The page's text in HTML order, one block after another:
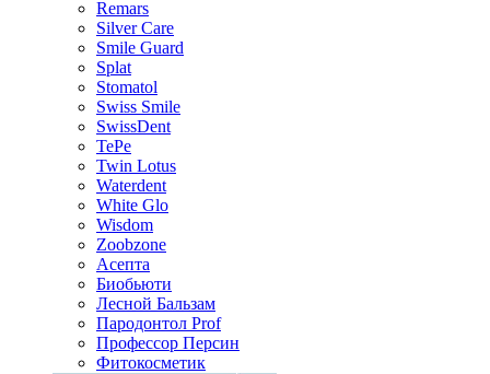
Remars
Silver Care
Smile Guard
Splat
Stomatol
Swiss Smile
SwissDent
TePe
Twin Lotus
Waterdent
White Glo
Wisdom
Zoobzone
Асепта
Биобьюти
Лесной Бальзам
Пародонтол Prof
Профессор Персин
Фитокосметик